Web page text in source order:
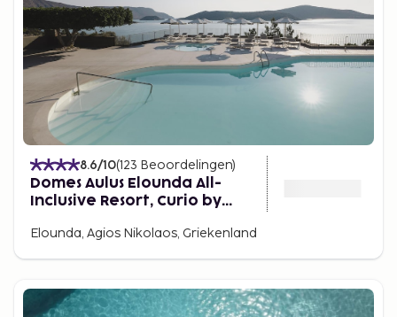
8.6/10(123 Beoordelingen)
Domes Aulus Elounda All-
Inclusive Resort, Curio by
Elounda, Agios Nikolaos, Griekenland